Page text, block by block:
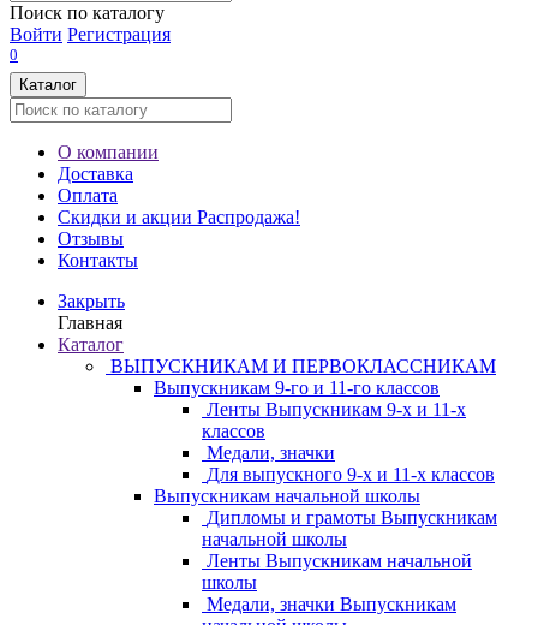
Поиск по каталогу
Войти Регистрация
0
Каталог
О компании
Доставка
Оплата
Скидки и акции Распродажа!
Отзывы
Контакты
Закрыть
Главная
Каталог
ВЫПУСКНИКАМ И ПЕРВОКЛАССНИКАМ
Выпускникам 9-го и 11-го классов
Ленты Выпускникам 9-х и 11-х
классов
Медали, значки
Для выпускного 9-х и 11-х классов
Выпускникам начальной школы
Дипломы и грамоты Выпускникам
начальной школы
Ленты Выпускникам начальной
школы
Медали, значки Выпускникам